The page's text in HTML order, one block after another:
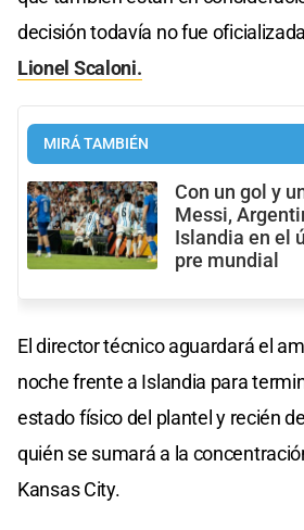
decisión todavía no fue
Lionel Scaloni.
MIRÁ TAMBIÉN
Con un gol y
Messi,
Islandia en el
pre mundial
El director técnico aguardará el
noche frente a Islandia para
estado físico del plantel y recién
quién se sumará a la
Kansas City.